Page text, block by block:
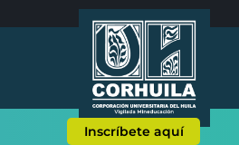
Inscríbete aquí